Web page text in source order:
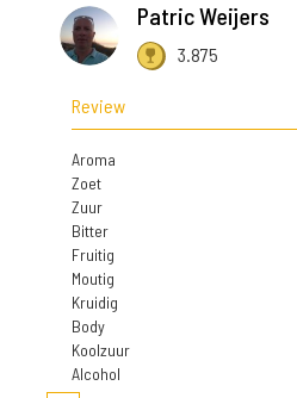
Patric Weijers
3.875
Review
Aroma
Zoet
Zuur
Bitter
Fruitig
Moutig
Kruidig
Body
Koolzuur
Alcohol